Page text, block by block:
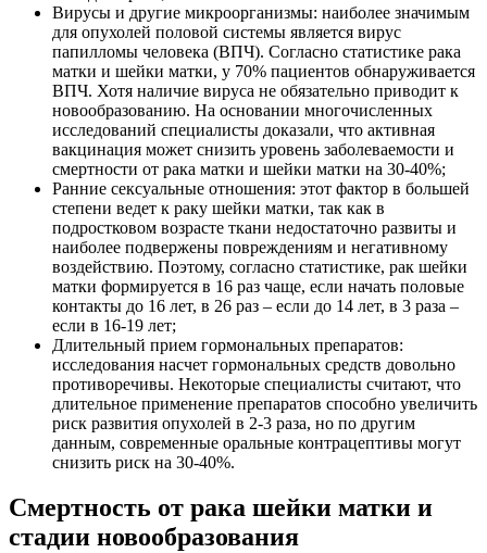
Вирусы и другие микроорганизмы: наиболее значимым
для опухолей половой системы является вирус
папилломы человека (ВПЧ). Согласно статистике рака
матки и шейки матки, у 70% пациентов обнаруживается
ВПЧ. Хотя наличие вируса не обязательно приводит к
новообразованию. На основании многочисленных
исследований специалисты доказали, что активная
вакцинация может снизить уровень заболеваемости и
смертности от рака матки и шейки матки на 30-40%;
Ранние сексуальные отношения: этот фактор в большей
степени ведет к раку шейки матки, так как в
подростковом возрасте ткани недостаточно развиты и
наиболее подвержены повреждениям и негативному
воздействию. Поэтому, согласно статистике, рак шейки
матки формируется в 16 раз чаще, если начать половые
контакты до 16 лет, в 26 раз – если до 14 лет, в 3 раза –
если в 16-19 лет;
Длительный прием гормональных препаратов:
исследования насчет гормональных средств довольно
противоречивы. Некоторые специалисты считают, что
длительное применение препаратов способно увеличить
риск развития опухолей в 2-3 раза, но по другим
данным, современные оральные контрацептивы могут
снизить риск на 30-40%.
Смертность от рака шейки матки и
стадии новообразования